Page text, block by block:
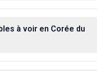
à voir en Corée du